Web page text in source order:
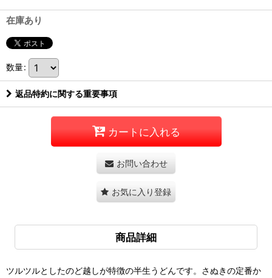
在庫あり
数量:
返品特約に関する重要事項
カートに入れる
お問い合わせ
お気に入り登録
商品詳細
ツルツルとしたのど越しが特徴の半生うどんです。さぬきの定番か